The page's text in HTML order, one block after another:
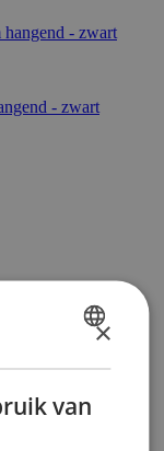
- zwart
×
van